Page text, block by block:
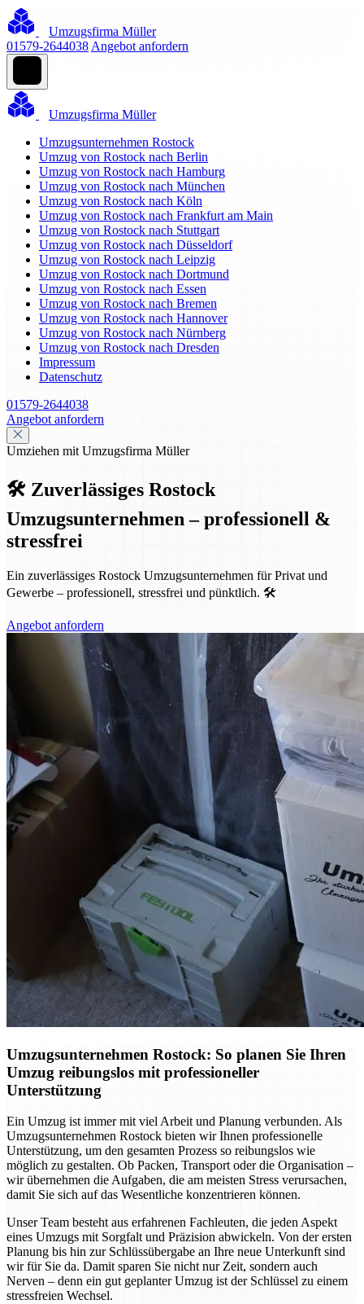
Umzugsfirma Müller
01579-2644038 Angebot anfordern
Umzugsfirma Müller
Umzugsunternehmen Rostock
Umzug von Rostock nach Berlin
Umzug von Rostock nach Hamburg
Umzug von Rostock nach München
Umzug von Rostock nach Köln
Umzug von Rostock nach Frankfurt am Main
Umzug von Rostock nach Stuttgart
Umzug von Rostock nach Düsseldorf
Umzug von Rostock nach Leipzig
Umzug von Rostock nach Dortmund
Umzug von Rostock nach Essen
Umzug von Rostock nach Bremen
Umzug von Rostock nach Hannover
Umzug von Rostock nach Nürnberg
Umzug von Rostock nach Dresden
Impressum
Datenschutz
01579-2644038
Angebot anfordern
Umziehen mit Umzugsfirma Müller
🛠️ Zuverlässiges Rostock
Umzugsunternehmen – professionell &
stressfrei
Ein zuverlässiges Rostock Umzugsunternehmen für Privat und
Gewerbe – professionell, stressfrei und pünktlich. 🛠️
Angebot anfordern
Umzugsunternehmen Rostock: So planen Sie Ihren
Umzug reibungslos mit professioneller
Unterstützung
Ein Umzug ist immer mit viel Arbeit und Planung verbunden. Als
Umzugsunternehmen Rostock bieten wir Ihnen professionelle
Unterstützung, um den gesamten Prozess so reibungslos wie
möglich zu gestalten. Ob Packen, Transport oder die Organisation –
wir übernehmen die Aufgaben, die am meisten Stress verursachen,
damit Sie sich auf das Wesentliche konzentrieren können.
Unser Team besteht aus erfahrenen Fachleuten, die jeden Aspekt
eines Umzugs mit Sorgfalt und Präzision abwickeln. Von der ersten
Planung bis hin zur Schlüssübergabe an Ihre neue Unterkunft sind
wir für Sie da. Damit sparen Sie nicht nur Zeit, sondern auch
Nerven – denn ein gut geplanter Umzug ist der Schlüssel zu einem
stressfreien Wechsel.